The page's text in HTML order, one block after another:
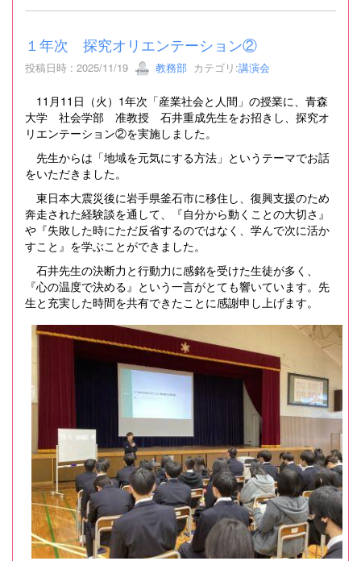
１年次 探究オリエンテーション②
投稿日時 : 2025/11/19 教務部 カテゴリ:講演会
11月11日（火）1年次「産業社会と人間」の授業に、青森
大学 社会学部 准教授 石井重成先生をお招きし、探究オ
リエンテーション②を実施しました。
先生からは「地域を元気にする方法」というテーマでお話
をいただきました。
東日本大震災後に岩手県釜石市に移住し、復興支援のため
奔走された経験談を通して、『自分から動くことの大切さ』
や『失敗した時にただ反省するのではなく、学んで次に活か
すこと』を学ぶことができました。
石井先生の決断力と行動力に感銘を受けた生徒が多く、
『心の温度で決める』という一言がとても響いています。先
生と充実した時間を共有できたことに感謝申し上げます。